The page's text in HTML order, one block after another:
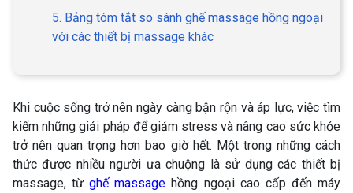
5. Bảng tóm tắt so sánh ghế massage hồng ngoại
với các thiết bị massage khác
Khi cuộc sống trở nên ngày càng bận rộn và áp lực, việc tìm
kiếm những giải pháp để giảm stress và nâng cao sức khỏe
trở nên quan trọng hơn bao giờ hết. Một trong những cách
thức được nhiều người ưa chuộng là sử dụng các thiết bị
massage, từghế massage hồng ngoại cao cấp đến máy